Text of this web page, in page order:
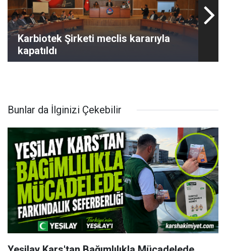
Karbiotek Şirketi meclis kararıyla
kapatıldı
Bunlar da İlginizi Çekebilir